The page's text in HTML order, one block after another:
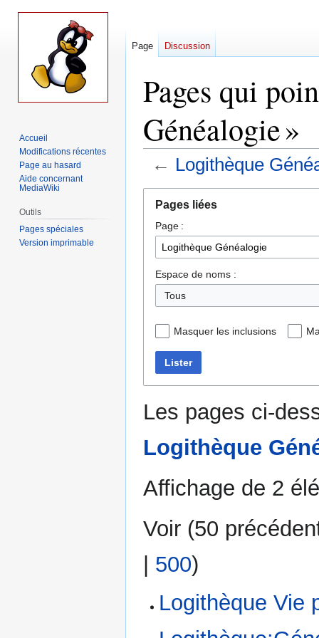
Pages qui
Généalogie »
← Logithèque
navigation
recherche
Pages liées
Page :
Espace de noms :
Tous
Masquer les inclusions
Lister
Les pages ci-
Logithèque
Affichage de 2
Voir (50
| 500)
Logithèque Vie
Page Discussion
Accueil
Modifications récentes
Page au hasard
Aide concernant
MediaWiki
Outils
Pages spéciales
Version imprimable